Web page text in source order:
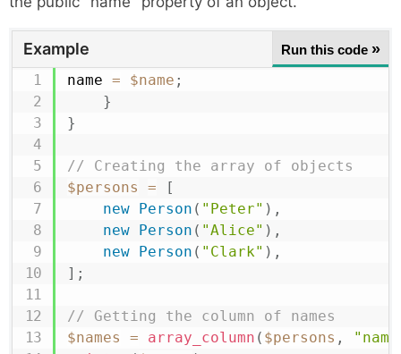
Example Run this code »
name = $name ;
}
}
// Creating the array of objects
$persons
=
[
new Person ( "Peter" ) ,
new Person ( "Alice" ) ,
new Person ( "Clark" ) ,
] ;
// Getting the column of names
$names
= array_column ( $persons ,